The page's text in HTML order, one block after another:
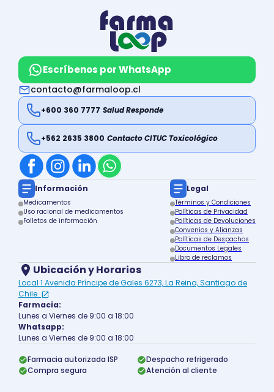
Escríbenos por WhatsApp
contacto@farmaloop.cl
+600 360 7777 Salud Responde
+562 2635 3800 Contacto CITUC Toxicológico
Información
Medicamentos
Uso racional de medicamentos
Folletos de información
Legal
Términos y Condiciones
Políticas de Privacidad
Políticas de Devoluciones
Convenios y Alianzas
Políticas de Despachos
Documentos Legales
Libro de reclamos
Ubicación y Horarios
Local 1 Avenida Príncipe de Gales 6273, La Reina, Santiago de
Chile.
Farmacia:
Lunes a Viernes de 9:00 a 18:00
Whatsapp:
Lunes a Viernes de 9:00 a 18:00
Farmacia autorizada ISP
Despacho refrigerado
Compra segura
Atención al cliente